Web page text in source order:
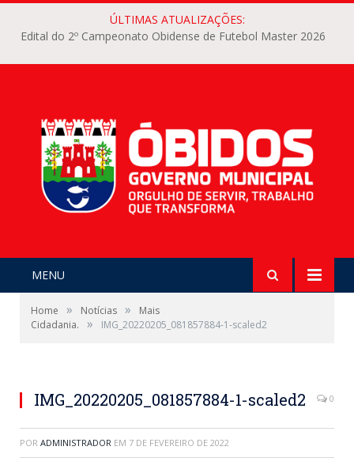
ÚLTIMAS ATUALIZAÇÕES:
Edital do 2º Campeonato Obidense de Futebol Master 2026
MENU
Home » Notícias »
Mais
Cidadania.
» IMG_20220205_081857884-1-scaled2
IMG_20220205_081857884-1-scaled2 0
POR ADMINISTRADOR EM 7 DE FEVEREIRO DE 2022